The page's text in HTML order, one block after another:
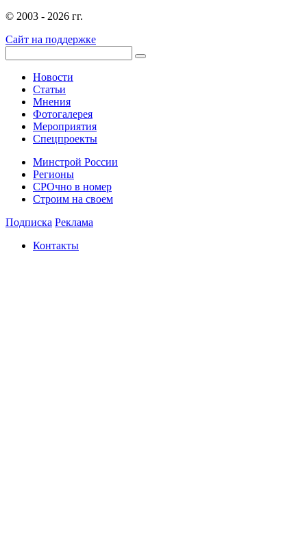
© 2003 - 2026 гг.
Сайт на поддержке
Новости
Статьи
Мнения
Фотогалерея
Мероприятия
Спецпроекты
Минстрой России
Регионы
СРОчно в номер
Строим на своем
Подписка Реклама
Контакты